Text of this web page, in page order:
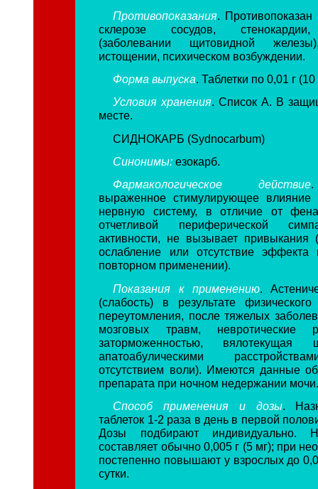
Противопоказания. Противопоказан
склерозе сосудов, стенокардии,
(заболевании щитовидной
истощении, психическом возбуждении.
Форма выпуска. Таблетки по 0,01 г (10
Условия хранения. Список А. В
месте.
СИДНОКАРБ (Sydnocarbum)
Синонимы: езокарб.
Фармакологическое действие
выраженное стимулирующее влияние
нервную систему, в отличие от
отчетливой периферической
активности, не вызывает привыкания
ослабление или отсутствие эффекта
повторном применении).
Показания к применению.
(слабость) в результате
переутомления, после тяжелых
мозговых травм, невротические
заторможенностью,
апатоабулическими
отсутствием воли). Имеются данные
препарата при ночном недержании
Способ применения и дозы.
таблеток 1-2 раза в день в первой
Дозы подбирают индивидуально.
составляет обычно 0,005 г (5 мг); при
постепенно повышают у взрослых до
сутки.